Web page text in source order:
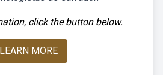
click the button below.
LEARN MORE